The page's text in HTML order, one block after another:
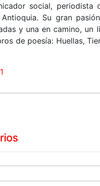
social, periodista
Su gran
y una en camino, un
de poesía: Huellas,